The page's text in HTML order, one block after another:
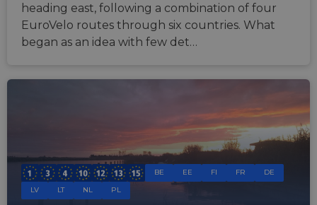
heading east, following a combination of four
EuroVelo routes through six countries. What
began as an idea with few det…
BE EE FI FR
DE
LV
LT NL PL